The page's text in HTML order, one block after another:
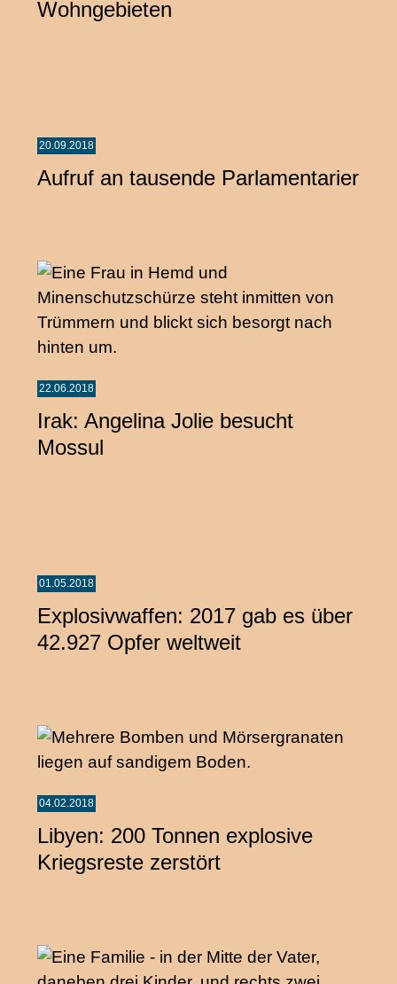
Wohngebieten
20.09.2018
Aufruf an tausende Parlamentarier
22.06.2018
Irak: Angelina Jolie besucht
Mossul
01.05.2018
Explosivwaffen: 2017 gab es über
42.927 Opfer weltweit
04.02.2018
Libyen: 200 Tonnen explosive
Kriegsreste zerstört